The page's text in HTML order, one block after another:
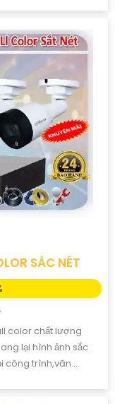
SẮC NÉT
color chất lượng
lại hình ảnh sắc
công trình,văn...